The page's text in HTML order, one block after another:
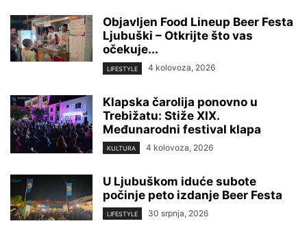
Objavljen Food Lineup Beer Festa
Ljubuški – Otkrijte što vas
očekuje...
LIFESTYLE 4 kolovoza, 2026
Klapska čarolija ponovno u
Trebižatu: Stiže XIX.
Međunarodni festival klapa
KULTURA 4 kolovoza, 2026
U Ljubuškom iduće subote
počinje peto izdanje Beer Festa
LIFESTYLE 30 srpnja, 2026